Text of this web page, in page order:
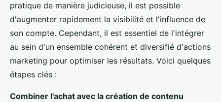
pratique de manière judicieuse, il est possible
d'augmenter rapidement la visibilité et l'influence de
son compte. Cependant, il est essentiel de l'intégrer
au sein d'un ensemble cohérent et diversifié d'actions
marketing pour optimiser les résultats. Voici quelques
étapes clés :
Combiner l'achat avec la création de contenu